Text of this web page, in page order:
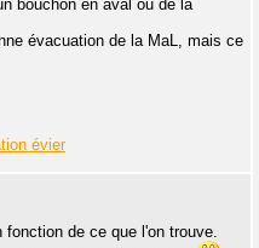
bouchon en aval ou de la
évacuation de la MaL, mais ce
évier
de ce que l'on trouve.